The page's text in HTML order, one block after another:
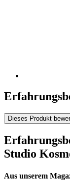
Dieses Produkt
Studio
Aus unserem